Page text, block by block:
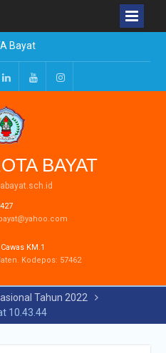
Bayat
2027
LinkedInYoutubeInstagram
BAYAT
KM.1
Kodepos: 57462
Tahun 2022
10.43.44